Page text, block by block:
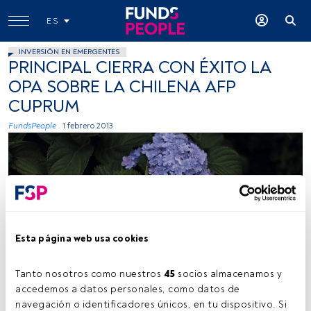
Esta página web usa cookies
Tanto nosotros como nuestros 45 socios almacenamos y
accedemos a datos personales, como datos de
navegación o identificadores únicos, en tu dispositivo. Si
ES
INVERSIÓN EN EMERGENTES
PRINCIPAL CIERRA CON ÉXITO LA
OPA SOBRE LA CHILENA AFP
CUPRUM
FundsPeople . 1 febrero 2013
Tiempo lectura: 1 min.